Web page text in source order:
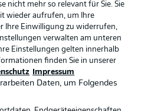
Gruppe GmbH
nicht mehr so relevant für Sie. Sie
wieder aufrufen, um Ihre
Ihre Einwilligung zu widerrufen,
verwalten am unteren
Einstellungen gelten innerhalb
finden Sie in unserer
Impressum
Daten, um Folgendes